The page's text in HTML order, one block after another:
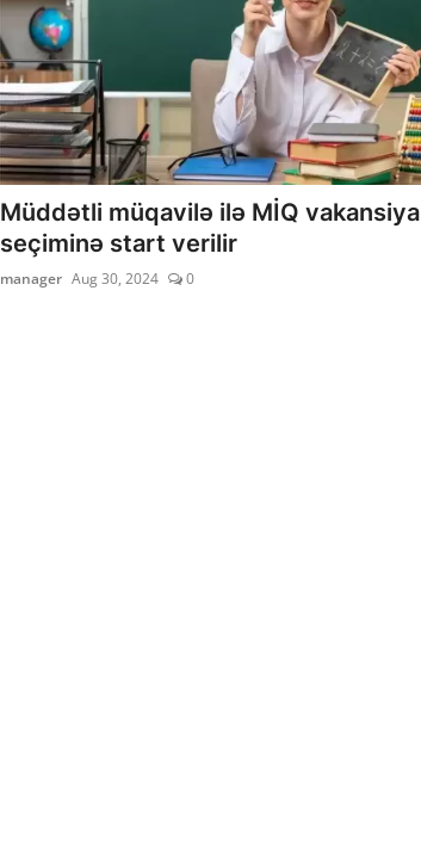
Müddətli müqavilə ilə MİQ vakansiya
seçiminə start verilir
manager Aug 30, 2024 0